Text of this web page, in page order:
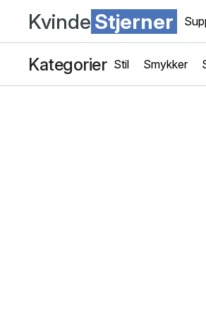
Kvinde Stjerner
Kategorier Stil Smykker